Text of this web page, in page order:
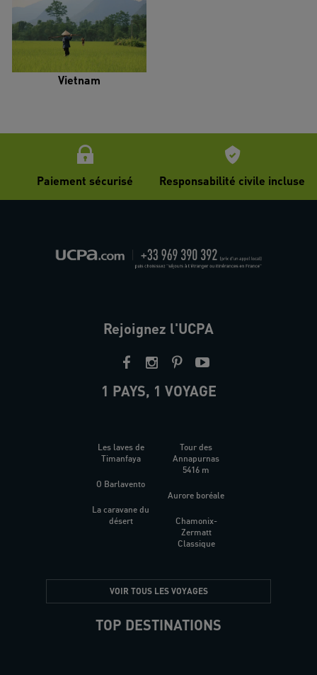
Vietnam
Paiement sécurisé Responsabilité civile incluse
Rejoignez l'UCPA
1 PAYS, 1 VOYAGE
Les laves de
Timanfaya
O Barlavento
La caravane du
désert
Tour des
Annapurnas
5416 m
Aurore boréale
Chamonix-
Zermatt
Classique
VOIR TOUS LES VOYAGES
TOP DESTINATIONS